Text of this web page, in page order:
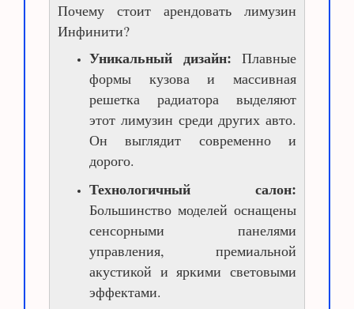
Почему стоит арендовать лимузин
Инфинити?
Уникальный дизайн: Плавные
формы кузова и массивная
решетка радиатора выделяют
этот лимузин среди других авто.
Он выглядит современно и
дорого.
Технологичный салон:
Большинство моделей оснащены
сенсорными панелями
управления, премиальной
акустикой и яркими световыми
эффектами.